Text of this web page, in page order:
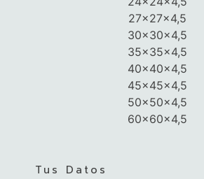
27x27x4,5
30x30x4,5
35x35x4,5
40x40x4,5
45x45x4,5
50x50x4,5
60x60x4,5
Tus Datos